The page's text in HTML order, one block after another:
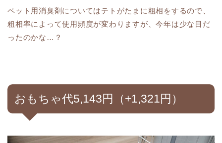
ペット用消臭剤についてはテトがたまに粗相をするので、
粗相率によって使用頻度が変わりますが、今年は少な目だ
ったのかな…？
おもちゃ代5,143円（+1,321円）